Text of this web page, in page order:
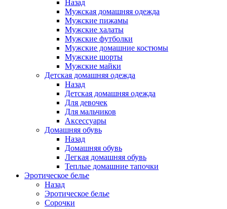
Назад
Мужская домашняя одежда
Мужские пижамы
Мужские халаты
Мужские футболки
Мужские домашние костюмы
Мужские шорты
Мужские майки
Детская домашняя одежда
Назад
Детская домашняя одежда
Для девочек
Для мальчиков
Аксессуары
Домашняя обувь
Назад
Домашняя обувь
Легкая домашняя обувь
Теплые домашние тапочки
Эротическое белье
Назад
Эротическое белье
Сорочки